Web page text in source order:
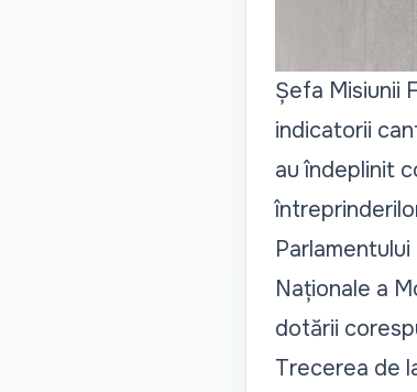
Șefa Misiunii
indicatorii
au îndeplinit
Naționale a
dotării
Trecerea de